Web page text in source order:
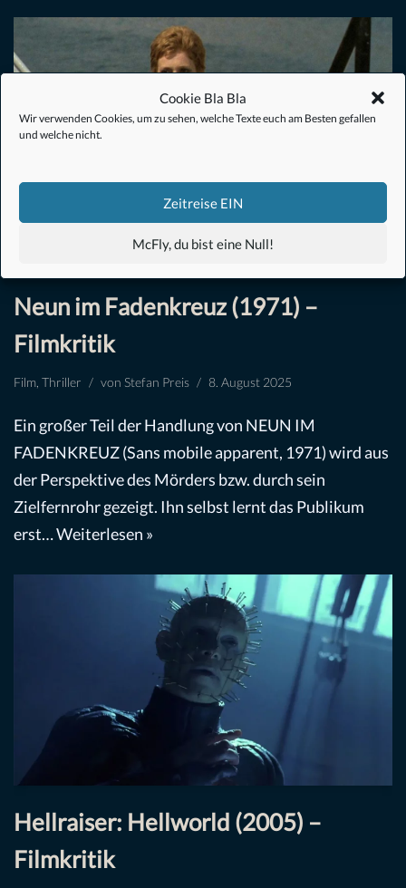
Cookie Bla Bla
Wir verwenden Cookies, um zu sehen, welche Texte euch am Besten gefallen
und welche nicht.
Zeitreise EIN
McFly, du bist eine Null!
Neun im Fadenkreuz (1971) –
Filmkritik
Film Thriller von Stefan Preis 8. August 2025
Ein großer Teil der Handlung von NEUN IM
FADENKREUZ (Sans mobile apparent, 1971) wird aus
der Perspektive des Mörders bzw. durch sein
Zielfernrohr gezeigt. Ihn selbst lernt das Publikum
erst…Weiterlesen »
Hellraiser: Hellworld (2005) –
Filmkritik